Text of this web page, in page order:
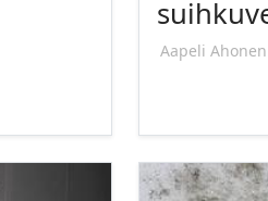
Aapeli Ahonen